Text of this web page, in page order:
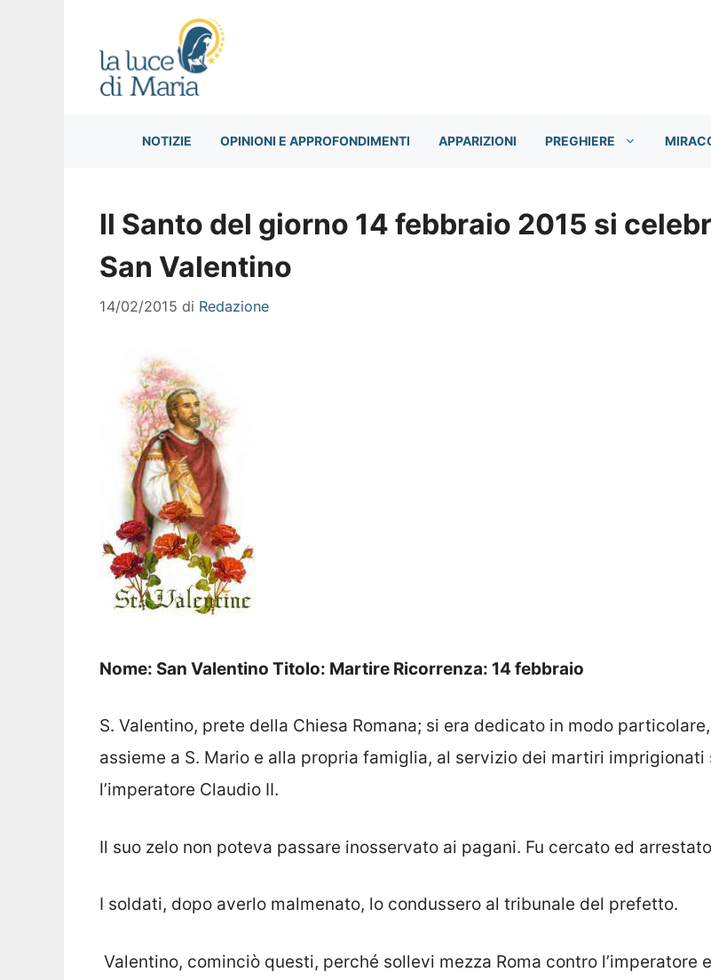
NOTIZIE OPINIONI E APPROFONDIMENTI APPARIZIONI PREGHIERE
Il Santo del giorno 14 febbraio 2015 si
San Valentino
14/02/2015 di Redazione
Nome: San Valentino Titolo: Martire Ricorrenza: 14 febbraio
S. Valentino, prete della Chiesa Romana; si era dedicato in modo particolare,
assieme a S. Mario e alla propria famiglia, al servizio dei martiri imprigionati
l’imperatore Claudio II.
Il suo zelo non poteva passare inosservato ai pagani. Fu cercato ed
I soldati, dopo averlo malmenato, lo condussero al tribunale del prefetto.
 Valentino, cominciò questi, perché sollevi mezza Roma contro l’imperatore e